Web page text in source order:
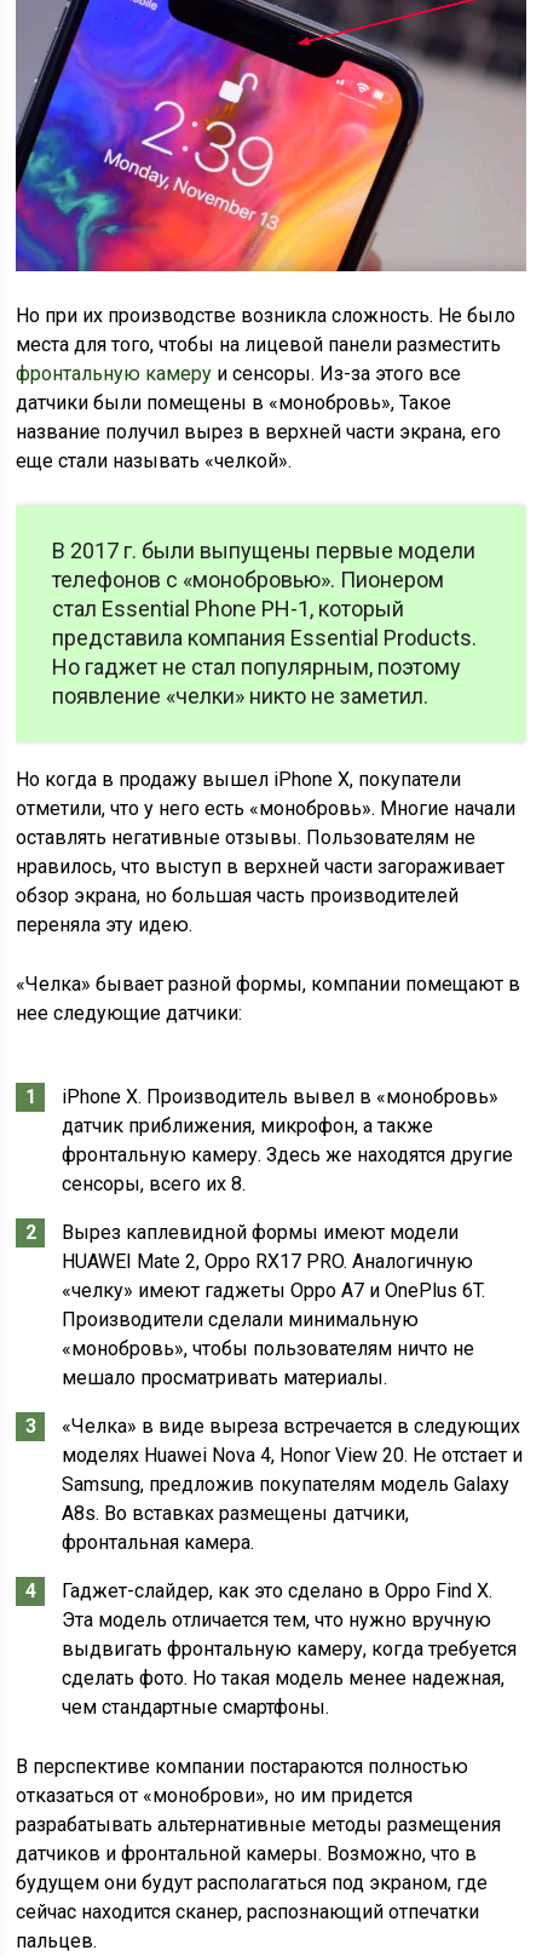
Но при их производстве возникла сложность. Не было
места для того, чтобы на лицевой панели разместить
фронтальную камеру и сенсоры. Из-за этого все
датчики были помещены в «монобровь», Такое
название получил вырез в верхней части экрана, его
еще стали называть «челкой».
В 2017 г. были выпущены первые модели
телефонов с «монобровью». Пионером
стал Essential Phone PH-1, который
представила компания Essential Products.
Но гаджет не стал популярным, поэтому
появление «челки» никто не заметил.
Но когда в продажу вышел iPhone X, покупатели
отметили, что у него есть «монобровь». Многие начали
оставлять негативные отзывы. Пользователям не
нравилось, что выступ в верхней части загораживает
обзор экрана, но большая часть производителей
переняла эту идею.
«Челка» бывает разной формы, компании помещают в
нее следующие датчики:
iPhone X. Производитель вывел в «монобровь»
датчик приближения, микрофон, а также
фронтальную камеру. Здесь же находятся другие
сенсоры, всего их 8.
Вырез каплевидной формы имеют модели
HUAWEI Mate 2, Oppo RX17 PRO. Аналогичную
«челку» имеют гаджеты Oppo A7 и OnePlus 6T.
Производители сделали минимальную
«монобровь», чтобы пользователям ничто не
мешало просматривать материалы.
«Челка» в виде выреза встречается в следующих
моделях Huawei Nova 4, Honor View 20. Не отстает и
Samsung, предложив покупателям модель Galaxy
A8s. Во вставках размещены датчики,
фронтальная камера.
Гаджет-слайдер, как это сделано в Oppo Find X.
Эта модель отличается тем, что нужно вручную
выдвигать фронтальную камеру, когда требуется
сделать фото. Но такая модель менее надежная,
чем стандартные смартфоны.
В перспективе компании постараются полностью
отказаться от «моноброви», но им придется
разрабатывать альтернативные методы размещения
датчиков и фронтальной камеры. Возможно, что в
будущем они будут располагаться под экраном, где
сейчас находится сканер, распознающий отпечатки
пальцев.